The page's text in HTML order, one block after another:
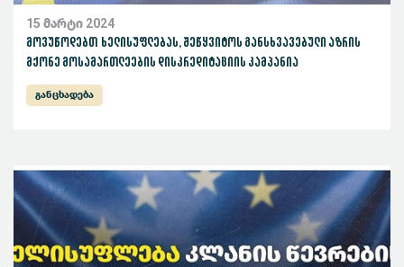
15 მარტი 2024
მოვუწოდებთ ხელისუფლებას, შეწყვიტოს განსხვავებული აზრის
მქონე მოსამართლეების დისკრედიტაციის კამპანია
განცხადება